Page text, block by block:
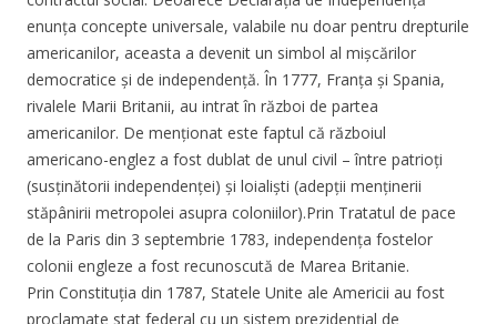
enunța concepte universale, valabile nu doar pentru drepturile
americanilor, aceasta a devenit un simbol al mișcărilor
democratice și de independență. În 1777, Franța și Spania,
rivalele Marii Britanii, au intrat în război de partea
americanilor. De menționat este faptul că războiul
americano-englez a fost dublat de unul civil – între patrioți
(susținătorii independenței) și loialiști (adepții menținerii
stăpânirii metropolei asupra coloniilor).Prin Tratatul de pace
de la Paris din 3 septembrie 1783, independența fostelor
colonii engleze a fost recunoscută de Marea Britanie.
Prin Constituția din 1787, Statele Unite ale Americii au fost
proclamate stat federal cu un sistem prezidențial de